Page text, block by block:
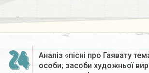
24
Аналіз «пісні про Гаявату
особи; засоби художньої